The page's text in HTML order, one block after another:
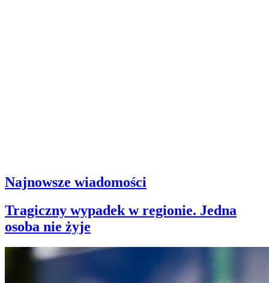
Najnowsze wiadomości
Tragiczny wypadek w regionie. Jedna
osoba nie żyje